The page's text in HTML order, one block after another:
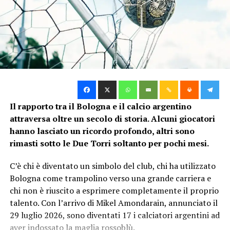
TAG: GIOCATORI BOLOGNA AL MONDIALE
SUCCESSIVO
Buona la prima dei rosso-blu ai Mondiali
DA NON PERDERE
Fabrizio Cremonini
Il rapporto tra il Bologna e il calcio argentino
attraversa oltre un secolo di storia. Alcuni giocatori
hanno lasciato un ricordo profondo, altri sono
rimasti sotto le Due Torri soltanto per pochi mesi.
C’è chi è diventato un simbolo del club, chi ha utilizzato
Bologna come trampolino verso una grande carriera e
chi non è riuscito a esprimere completamente il proprio
talento. Con l’arrivo di Mikel Amondarain, annunciato il
29 luglio 2026, sono diventati 17 i calciatori argentini ad
aver indossato la maglia rossoblù.